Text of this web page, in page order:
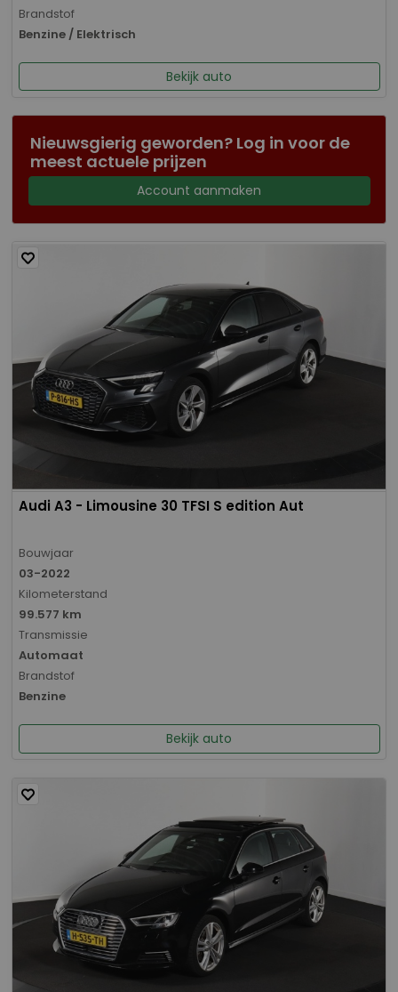
Brandstof
Benzine / Elektrisch
Bekijk auto
Nieuwsgierig geworden? Log in voor de
meest actuele prijzen
Account aanmaken
Audi A3 - Limousine 30 TFSI S edition Aut
Bouwjaar
03-2022
Kilometerstand
99.577 km
Transmissie
Automaat
Brandstof
Benzine
Bekijk auto